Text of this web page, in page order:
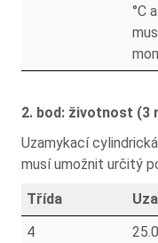
°C
2. bod: životnost (3
Uzamykací
musí umožnit určitý
Třída
4